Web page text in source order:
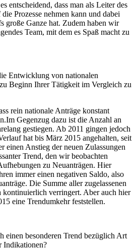
entscheidend, dass man als Leiter des
Prozesse nehmen kann und dabei
große Ganze hat. Zudem haben wir
Team, mit dem es Spaß macht zu
Entwicklung von nationalen
Beginn Ihrer Tätigkeit im Vergleich zu
rein nationale Anträge konstant
Gegenzug dazu ist die Anzahl an
gestiegen. Ab 2011 gingen jedoch
hat bis März 2015 angehalten, seit
einen Anstieg der neuen Zulassungen
Trend, den wir beobachten
zu Neuanträgen. Hier
immer einen negativen Saldo, also
Die Summe aller zugelassenen
kontinuierlich verringert. Aber auch hier
eine Trendumkehr feststellen.
einen besonderen Trend bezüglich Art
Indikationen?